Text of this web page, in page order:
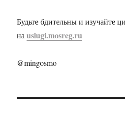
Будьте бдительны и изучайте
наuslugi.mosreg.ru
@mingosmo